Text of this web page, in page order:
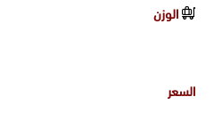
الوزن
السعر